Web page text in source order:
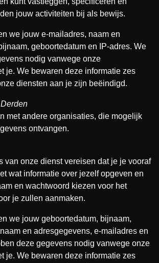
jouw activiteiten bij als bewijs.
we jouw e-mailadres, naam en
geboortedatum en IP-adres. We
nodig vanwege onze
je. We bewaren deze informatie zes
diensten aan je zijn beëindigd.
met andere organisaties, die mogelijk
ontvangen.
van onze dienst vereisen dat je je vooraf
wat informatie over jezelf opgeven en
en wachtwoord kiezen voor het
je zullen aanmaken.
we jouw geboortedatum, bijnaam,
en adresgegevens, e-mailadres en
deze gegevens nodig vanwege onze
je. We bewaren deze informatie zes